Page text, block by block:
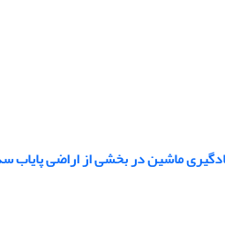
ماشین در بخشی از اراضی پایاب